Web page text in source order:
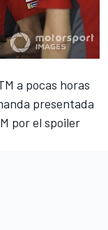
a pocas horas
presentada
por el spoiler